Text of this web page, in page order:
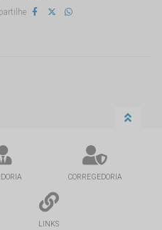
CORREGEDORIA
LINKS